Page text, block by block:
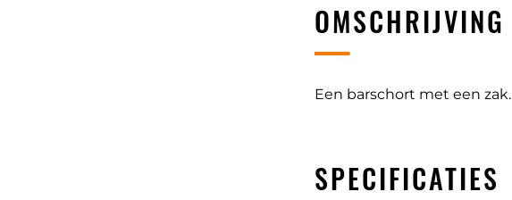
OMSCHRIJVING
Een barschort met een zak.
SPECIFICATIES